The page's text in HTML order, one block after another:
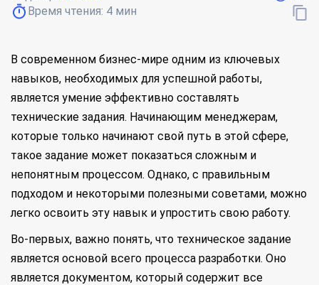
Время чтения: 4 мин
В современном бизнес-мире одним из ключевых
навыков, необходимых для успешной работы,
является умение эффективно составлять
технические задания. Начинающим менеджерам,
которые только начинают свой путь в этой сфере,
такое задание может показаться сложным и
непонятным процессом. Однако, с правильным
подходом и некоторыми полезными советами, можно
легко освоить эту навык и упростить свою работу.
Во-первых, важно понять, что техническое задание
является основой всего процесса разработки. Оно
является документом, который содержит все